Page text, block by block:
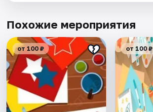
Похожие мероприятия
от 100 ₽ от 100 ₽